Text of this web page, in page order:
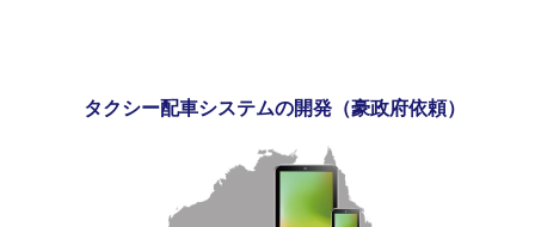
タクシー配車システムの開発（豪政府依頼）